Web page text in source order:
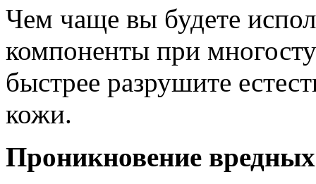
Чем чаще вы будете
компоненты при
быстрее разрушите
кожи.
Проникновение